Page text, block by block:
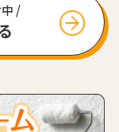
/